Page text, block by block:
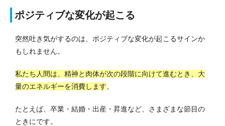
ポジティブな変化が起こる
突然吐き気がするのは、ポジティブな変化が起こるサインか
もしれません。
私たち人間は、精神と肉体が次の段階に向けて進むとき、大
量のエネルギーを消費します。
たとえば、卒業・結婚・出産・昇進など、さまざまな節目の
ときにです。